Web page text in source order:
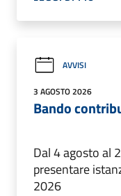
AVVISI
3 AGOSTO 2026
Bando
Dal 4 agosto al
presentare
2026